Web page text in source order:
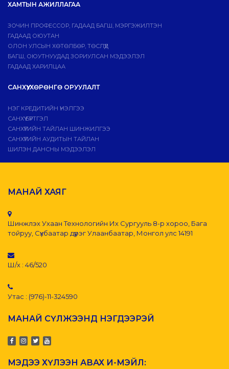
ХАМТЫН АЖИЛЛАГАА
ЗОЧИН ПРОФЕССОР, ГАДААД БАГШ, МЭРГЭЖИЛТЭН
ГАДААД ОЮУТАН
ОЛОН УЛСЫН ХӨТӨЛБӨР, ТӨСЛҮҮД
БАГШ, ОЮУТНУУДАД ЗОРИУЛСАН МЭДЭЭЛЭЛ
ГАДААД ХАРИЛЦАА
САНХҮҮ, ХӨРӨНГӨ ОРУУЛАЛТ
НЭГ КРЕДИТИЙН ҮНЭЛГЭЭ
САНХҮҮ БҮРТГЭЛ
САНХҮҮГИЙН ТАЙЛАН ШИНЖИЛГЭЭ
САНХҮҮГИЙН АУДИТЫН ТАЙЛАН
ШИЛЭН ДАНСНЫ МЭДЭЭЛЭЛ
МАНАЙ ХАЯГ
Шинжлэх Ухаан Технологийн Их Сургууль 8-р хороо, Бага
тойруу, Сүхбаатар дүүрэг Улаанбаатар, Монгол улс 14191
Ш/х : 46/520
Утас : (976)-11-324590
МАНАЙ СҮЛЖЭЭНД НЭГДЭЭРЭЙ
МЭДЭЭ ХҮЛЭЭН АВАХ И-МЭЙЛ: